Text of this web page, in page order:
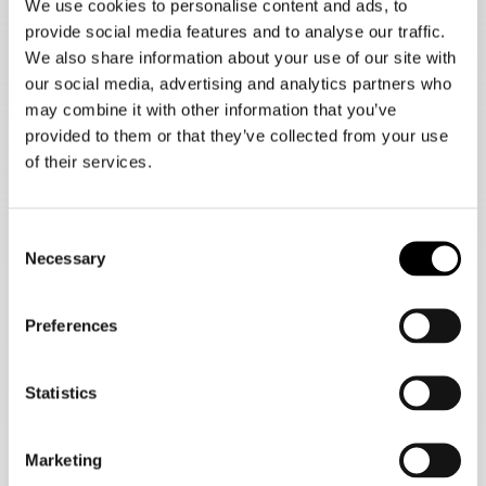
We use cookies to personalise content and ads, to
provide social media features and to analyse our traffic.
We also share information about your use of our site with
our social media, advertising and analytics partners who
may combine it with other information that you’ve
provided to them or that they’ve collected from your use
of their services.
Selection
Necessary
Preferences
Statistics
Marketing
De collectie is ontworpen voor motorrijders die waarde
hechten aan:
Hoogwaardige bescherming
Lichtgewicht materialen
CE-gecertificeerde veiligheid
Comfort tijdens dagelijks gebruik
Minimalistisch design
optimaal beschermd tijdens iedere rit.
De Pando Moto Skin leggings behoren tot de populairste
producten binnen de collectie. Deze beschermende leggings
motorbroek te dragen. Ideaal voor motorrijders die extra
bescherming willen zonder zware motorkleding aan te
De Skin modellen zijn voorzien van sterke slijtvaste
materialen en vaak uitgerust met CE-level protectoren op